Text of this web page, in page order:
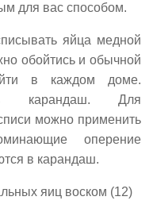
для вас способом.
яйца медной
обойтись и обычной
в каждом доме.
в карандаш. Для
можно применить
оперение
в карандаш.